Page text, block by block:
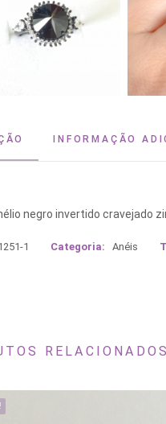
INFORMAÇÃO
negro invertido cravejado
1 Categoria: Anéis
RELACIONADOS